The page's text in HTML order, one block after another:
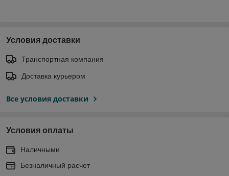
Условия доставки
Транспортная компания
Доставка курьером
Все условия доставки
Условия оплаты
Наличными
Безналичный расчет